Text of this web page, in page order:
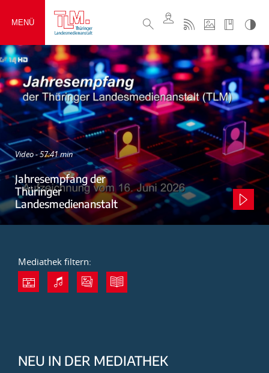
MENÜ
Video - 57:41 min
Jahresempfang der
Thüringer
Landesmedienanstalt
Mediathek filtern:
NEU IN DER MEDIATHEK